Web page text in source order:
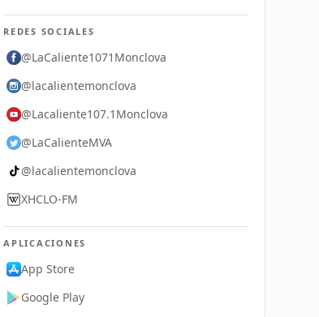
REDES SOCIALES
@LaCaliente1071Monclova
@lacalientemonclova
@Lacaliente107.1Monclova
@LaCalienteMVA
@lacalientemonclova
XHCLO-FM
APLICACIONES
App Store
Google Play